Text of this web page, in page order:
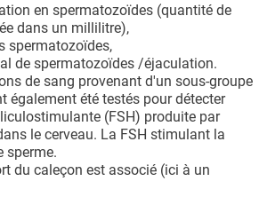
en spermatozoïdes (quantité de
dans un millilitre),
spermatozoïdes,
de spermatozoïdes /éjaculation.
de sang provenant d'un sous-groupe
également été testés pour détecter
(FSH) produite par
le cerveau. La FSH stimulant la
sperme.
du caleçon est associé (ici à un